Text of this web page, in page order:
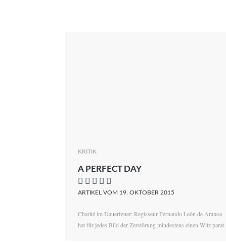
KRITIK
A PERFECT DAY
    
ARTIKEL VOM 19. OKTOBER 2015
Charité im Dauerfeuer: Regisseur Fernando León de Aranoa
hat für jedes Bild der Zerstörung mindestens einen Witz parat.